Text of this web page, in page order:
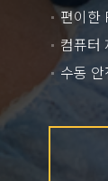
편이한
컴퓨터
수동